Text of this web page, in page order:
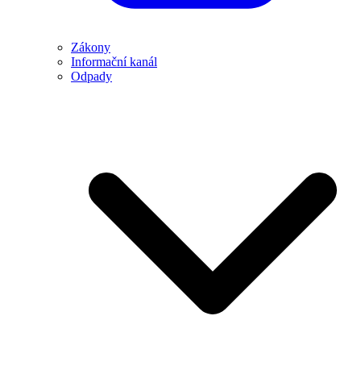
Zákony
Informační kanál
Odpady